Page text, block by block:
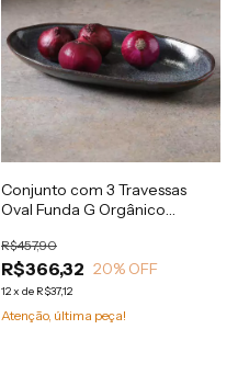
Conjunto com 3 Travessas
Oval Funda G Orgânico
R$366,32
R$457,90
20% OFF
12x de R$37,12
Atenção, última peça!